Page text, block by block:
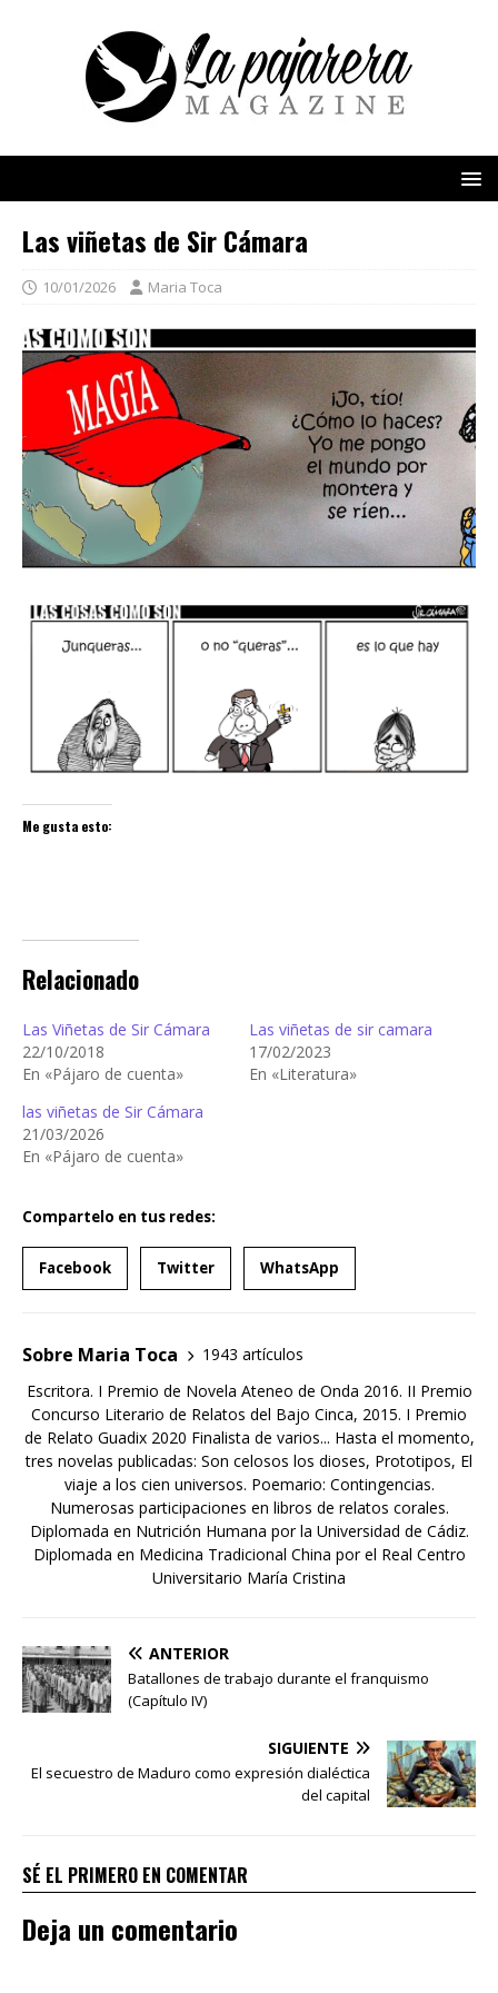
Las viñetas de Sir Cámara
10/01/2026 Maria Toca
Me gusta esto:
Relacionado
Las Viñetas de Sir Cámara
22/10/2018
En «Pájaro de cuenta»
Las viñetas de sir camara
17/02/2023
En «Literatura»
las viñetas de Sir Cámara
21/03/2026
En «Pájaro de cuenta»
Compartelo en tus redes:
Facebook Twitter WhatsApp
Sobre Maria Toca
1943 artículos
Escritora. I Premio de Novela Ateneo de Onda 2016. II Premio
Concurso Literario de Relatos del Bajo Cinca, 2015. I Premio
de Relato Guadix 2020 Finalista de varios... Hasta el momento,
tres novelas publicadas: Son celosos los dioses, Prototipos, El
viaje a los cien universos. Poemario: Contingencias.
Numerosas participaciones en libros de relatos corales.
Diplomada en Nutrición Humana por la Universidad de Cádiz.
Diplomada en Medicina Tradicional China por el Real Centro
Universitario María Cristina
ANTERIOR
Batallones de trabajo durante el franquismo
(Capítulo IV)
SIGUIENTE
El secuestro de Maduro como expresión dialéctica
del capital
SÉ EL PRIMERO EN COMENTAR
Deja un comentario